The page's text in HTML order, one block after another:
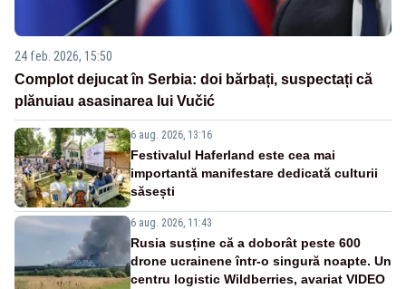
24 feb. 2026, 15:50
Complot dejucat în Serbia: doi bărbați, suspectați că
plănuiau asasinarea lui Vučić
6 aug. 2026, 13:16
Festivalul Haferland este cea mai
importantă manifestare dedicată culturii
săsești
6 aug. 2026, 11:43
Rusia susține că a doborât peste 600
drone ucrainene într-o singură noapte. Un
centru logistic Wildberries, avariat VIDEO